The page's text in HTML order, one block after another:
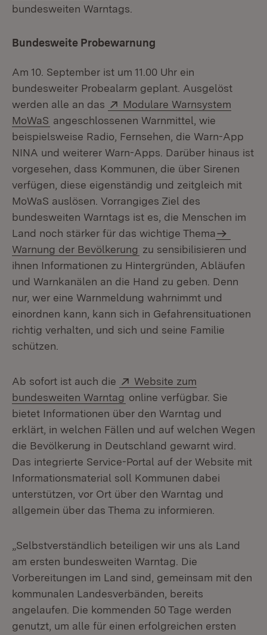
bundesweiten Warntags.
Bundesweite Probewarnung
Am 10. September ist um 11.00 Uhr ein
bundesweiter Probealarm geplant. Ausgelöst
werden alle an das
Extern:
Modulare Warnsystem
MoWaS (Öffnet in neuem Fenster)
angeschlossenen Warnmittel, wie
beispielsweise Radio, Fernsehen, die Warn-App
NINA und weiterer Warn-Apps. Darüber hinaus ist
vorgesehen, dass Kommunen, die über Sirenen
verfügen, diese eigenständig und zeitgleich mit
MoWaS auslösen. Vorrangiges Ziel des
bundesweiten Warntags ist es, die Menschen im
Land noch stärker für das wichtige Thema
Warnung der Bevölkerung zu sensibilisieren und
ihnen Informationen zu Hintergründen, Abläufen
und Warnkanälen an die Hand zu geben. Denn
nur, wer eine Warnmeldung wahrnimmt und
einordnen kann, kann sich in Gefahrensituationen
richtig verhalten, und sich und seine Familie
schützen.
Ab sofort ist auch die Extern:
Website zum
bundesweiten Warntag (Öffnet in neuem Fenster)
online verfügbar. Sie
bietet Informationen über den Warntag und
erklärt, in welchen Fällen und auf welchen Wegen
die Bevölkerung in Deutschland gewarnt wird.
Das integrierte Service-Portal auf der Website mit
Informationsmaterial soll Kommunen dabei
unterstützen, vor Ort über den Warntag und
allgemein über das Thema zu informieren.
„Selbstverständlich beteiligen wir uns als Land
am ersten bundesweiten Warntag. Die
Vorbereitungen im Land sind, gemeinsam mit den
kommunalen Landesverbänden, bereits
angelaufen. Die kommenden 50 Tage werden
genutzt, um alle für einen erfolgreichen ersten